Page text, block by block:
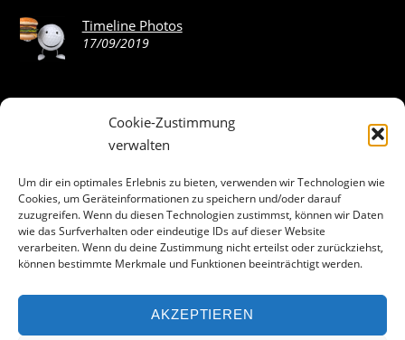
Cookie-Zustimmung
verwalten
Um dir ein optimales Erlebnis zu bieten, verwenden wir Technologien wie
Cookies, um Geräteinformationen zu speichern und/oder darauf
zuzugreifen. Wenn du diesen Technologien zustimmst, können wir Daten
wie das Surfverhalten oder eindeutige IDs auf dieser Website
verarbeiten. Wenn du deine Zustimmung nicht erteilst oder zurückziehst,
können bestimmte Merkmale und Funktionen beeinträchtigt werden.
AKZEPTIEREN
Timeline Photos
17/09/2019
ABOUT THE LANDING THEME…
The Landing theme is a one-page design WordPress theme
that’s focused on getting your audience to follow-through
with your call-to-action. Built to work seamlessly with our
drag & drop Builder plugin, it gives you the ability to
customize the look and feel of your content.